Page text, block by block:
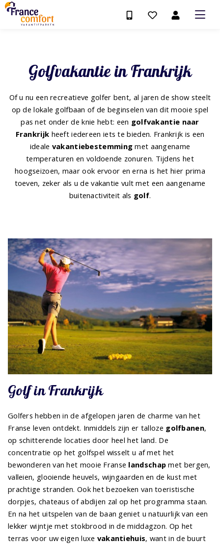
Golfvakantie in Frankrijk
Of u nu een recreatieve golfer bent, al jaren de show steelt
op de lokale golfbaan of de beginselen van dit mooie spel
pas net onder de knie hebt: een golfvakantie naar
Frankrijk heeft iedereen iets te bieden. Frankrijk is een
ideale vakantiebestemming met aangename
temperaturen en voldoende zonuren. Tijdens het
hoogseizoen, maar ook ervoor en erna is het hier prima
toeven, zeker als u de vakantie vult met een aangename
buitenactiviteit als golf.
Golf in Frankrijk
Golfers hebben in de afgelopen jaren de charme van het
Franse leven ontdekt. Inmiddels zijn er talloze golfbanen,
op schitterende locaties door heel het land. De
concentratie op het golfspel wisselt u af met het
bewonderen van het mooie Franse landschap met bergen,
valleien, glooiende heuvels, wijngaarden en de kust met
prachtige stranden. Ook het bezoeken van toeristische
dorpjes, chateaus of abdijen zal op het programma staan.
En na het uitspelen van de baan geniet u natuurlijk van een
lekker wijntje met stokbrood in de middagzon. Op het
terras voor uw eigen luxe vakantiehuis, want in de buurt